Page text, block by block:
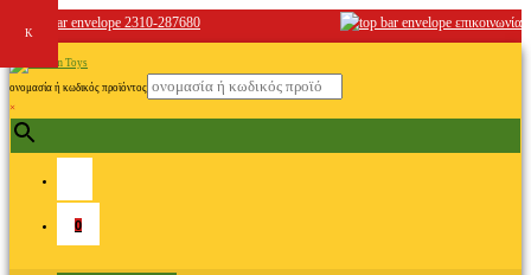
2310-287680 επικοινωνία
ονομασία ή κωδικός προϊόντος
×
0